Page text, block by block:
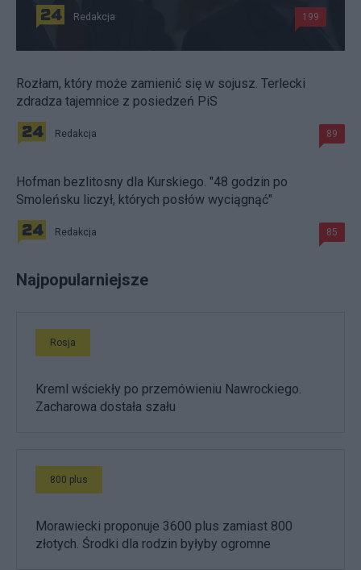
Redakcja 199
Rozłam, który może zamienić się w sojusz. Terlecki
zdradza tajemnice z posiedzeń PiS
Redakcja 89
Hofman bezlitosny dla Kurskiego. "48 godzin po
Smoleńsku liczył, których posłów wyciągnąć"
Redakcja 85
Najpopularniejsze
Rosja
Kreml wściekły po przemówieniu Nawrockiego.
Zacharowa dostała szału
800 plus
Morawiecki proponuje 3600 plus zamiast 800
złotych. Środki dla rodzin byłyby ogromne